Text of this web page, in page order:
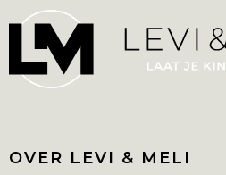
OVER LEVI & MELI